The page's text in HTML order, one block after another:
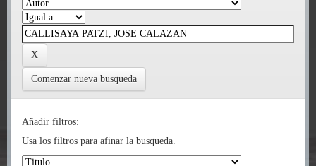
Comenzar nueva busqueda
Añadir filtros:
Usa los filtros para afinar la busqueda.